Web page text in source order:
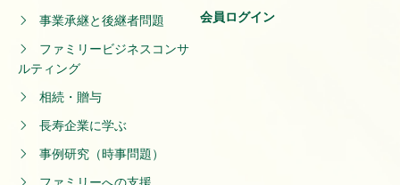
事業承継と後継者問題
ファミリービジネスコンサ
ルティング
相続・贈与
長寿企業に学ぶ
事例研究（時事問題）
ファミリーへの支援
会員ログイン